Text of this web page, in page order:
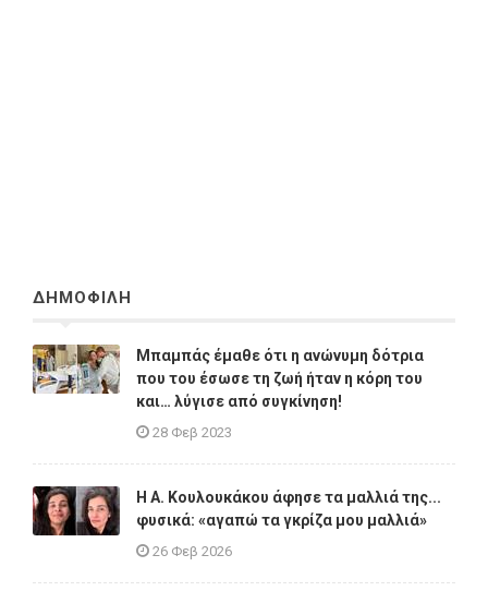
ΔΗΜΟΦΙΛΗ
Μπαμπάς έμαθε ότι η ανώνυμη δότρια
που του έσωσε τη ζωή ήταν η κόρη του
και… λύγισε από συγκίνηση!
28 Φεβ 2023
Η A. Κουλουκάκου άφησε τα μαλλιά της...
φυσικά: «αγαπώ τα γκρίζα μου μαλλιά»
26 Φεβ 2026